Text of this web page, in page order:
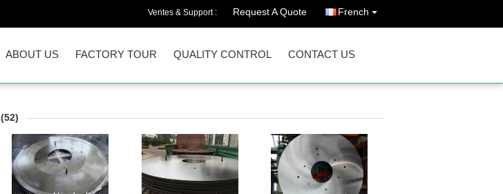
Ventes & Support : Request A Quote French
ABOUT US FACTORY TOUR QUALITY CONTROL CONTACT US
(52)